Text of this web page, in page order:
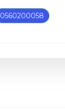
0560200058